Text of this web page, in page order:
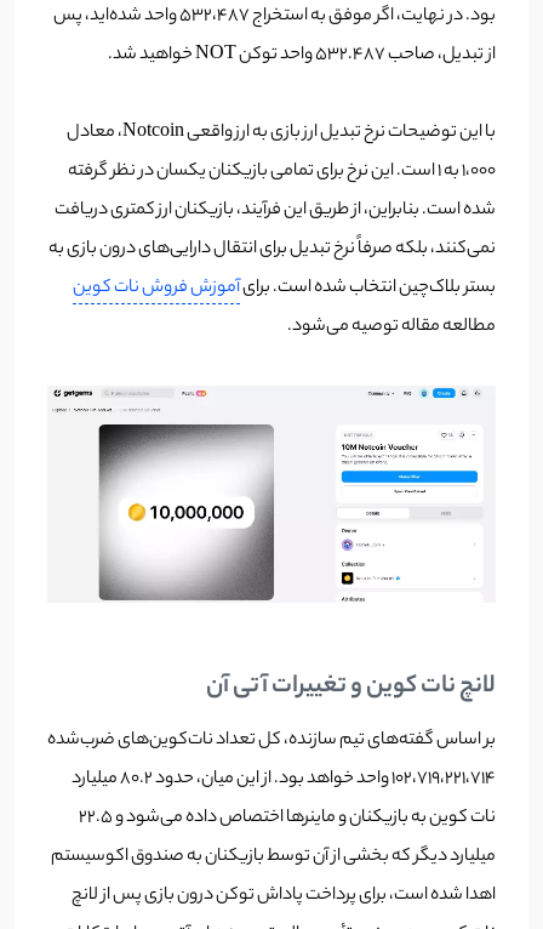
بود. در نهایت، اگر موفق به استخراج ۵۳۲،۴۸۷ واحد شده‌اید، پس
از تبدیل، صاحب ۵۳۲.۴۸۷ واحد توکن NOT خواهید شد.
با این توضیحات نرخ تبدیل ارز بازی به ارز واقعی Notcoin، معادل
۱،۰۰۰ به ۱ است. این نرخ برای تمامی بازیکنان یکسان در نظر گرفته
شده است. بنابراین، از طریق این فرآیند، بازیکنان ارز کمتری دریافت
نمی‌کنند، بلکه صرفاً نرخ تبدیل برای انتقال دارایی‌های درون بازی به
بستر بلاک‌چین انتخاب شده است. برایآموزش فروش نات کوین
مطالعه مقاله توصیه می‌شود.
لانچ نات کوین و تغییرات آتی آن
بر اساس گفته‌های تیم سازنده، کل تعداد نات‌کوین‌های ضرب‌شده
۱۰۲،۷۱۹،۲۲۱،۷۱۴ واحد خواهد بود. از این میان، حدود ۸۰.۲ میلیارد
نات کوین به بازیکنان و ماینرها اختصاص داده می‌شود و ۲۲.۵
میلیارد دیگر که بخشی از آن توسط بازیکنان به صندوق اکوسیستم
اهدا شده است، برای پرداخت پاداش توکن درون بازی پس از لانچ